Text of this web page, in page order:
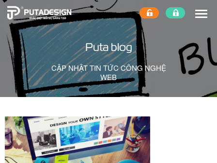
Puta blog
CẬP NHẬT TIN TỨC CÔNG NGHỆ
WEB